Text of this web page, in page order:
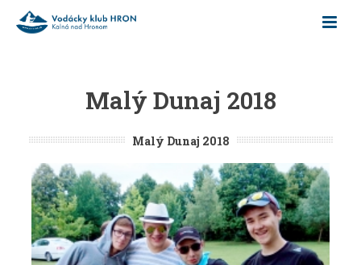
Malý Dunaj 2018
Malý Dunaj 2018